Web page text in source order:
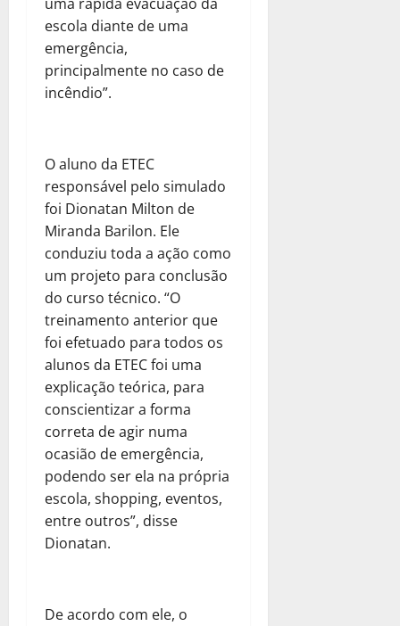
uma rápida evacuação da
escola diante de uma
emergência,
principalmente no caso de
incêndio”.
O aluno da ETEC
responsável pelo simulado
foi Dionatan Milton de
Miranda Barilon. Ele
conduziu toda a ação como
um projeto para conclusão
do curso técnico. “O
treinamento anterior que
foi efetuado para todos os
alunos da ETEC foi uma
explicação teórica, para
conscientizar a forma
correta de agir numa
ocasião de emergência,
podendo ser ela na própria
escola, shopping, eventos,
entre outros”, disse
Dionatan.
De acordo com ele, o